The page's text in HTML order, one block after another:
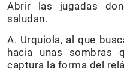
Abrir las jugadas
saludan.
A. Urquiola, al que
hacia unas sombras
captura la forma del